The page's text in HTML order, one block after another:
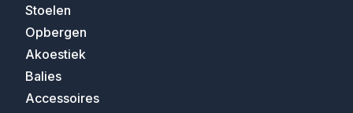
Stoelen
Opbergen
Akoestiek
Balies
Accessoires